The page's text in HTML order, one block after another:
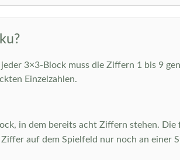
3×3-Block muss die Ziffern 1 bis 9
Einzelzahlen.
in dem bereits acht Ziffern stehen.
auf dem Spielfeld nur noch an einer